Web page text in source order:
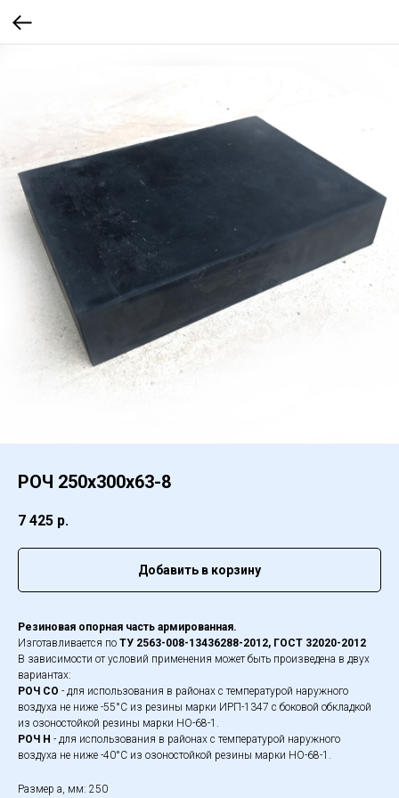
РОЧ 250х300х63-8
7 425 р.
Добавить в корзину
Резиновая опорная часть армированная.
Изготавливается по ТУ 2563-008-13436288-2012, ГОСТ 32020-2012
В зависимости от условий применения может быть произведена в двух
вариантах:
РОЧ СО - для использования в районах с температурой наружного
воздуха не ниже -55°С из резины марки ИРП-1347 с боковой обкладкой
из озоностойкой резины марки НО-68-1.
РОЧ Н - для использования в районах с температурой наружного
воздуха не ниже -40°С из озоностойкой резины марки НО-68-1.
Размер а, мм: 250